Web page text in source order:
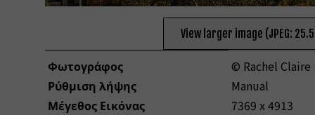
View larger image (JPEG:
Φωτογράφος
Ρύθμιση λήψης
Μέγεθος Εικόνας
© Rachel Claire
Manual
7369 x 4913